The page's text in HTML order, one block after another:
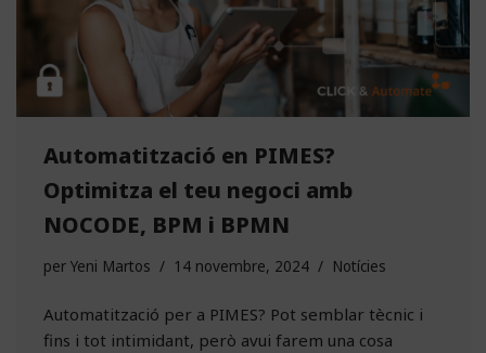
Automatització en PIMES?
Optimitza el teu negoci amb
NOCODE, BPM i BPMN
per Yeni Martos 14 novembre, 2024 Notícies
Automatització per a PIMES? Pot semblar tècnic i
fins i tot intimidant, però avui farem una cosa